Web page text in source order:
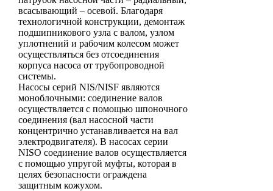
всасывающий – осевой. Благодаря
технологичной конструкции, демонтаж
подшипникового узла с валом, узлом
уплотнений и рабочим колесом может
осуществляться без отсоединения
корпуса насоса от трубопроводной
системы.
Насосы серий NIS/NISF являются
моноблочными: соединение валов
осуществляется с помощью шпоночного
соединения (вал насосной части
концентрично устанавливается на вал
электродвигателя). В насосах серии
NISO соединение валов осуществляется
с помощью упругой муфты, которая в
целях безопасности ограждена
защитным кожухом.